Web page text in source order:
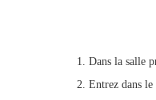
1. Dans la salle
2. Entrez dans le